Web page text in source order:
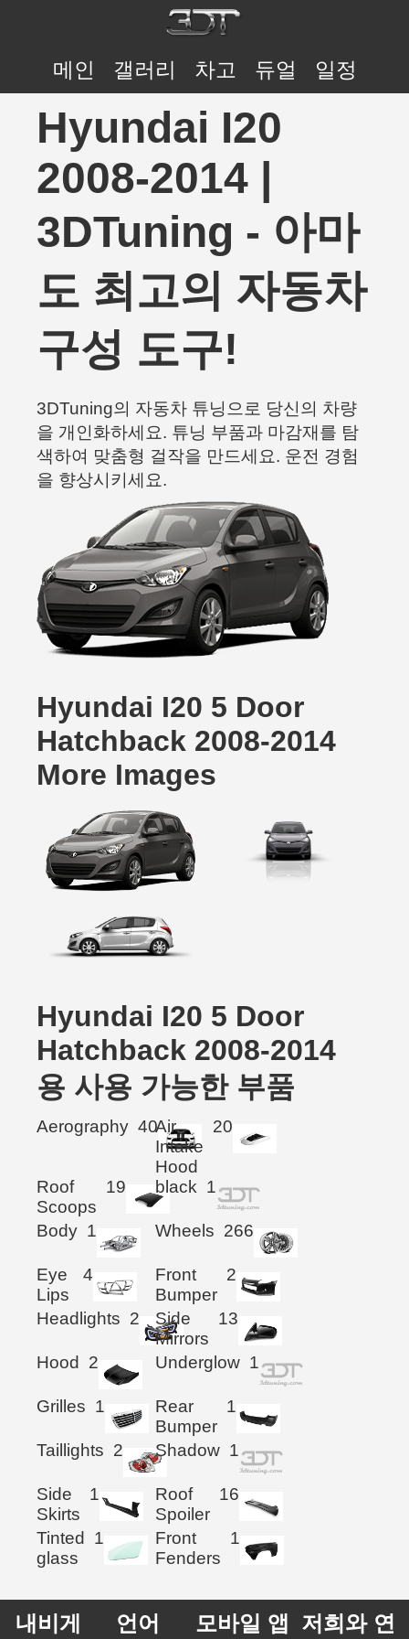
메인 갤러리 차고 듀얼 일정
Hyundai I20
2008-2014 |
3DTuning - 아마
도 최고의 자동차
구성 도구!
3DTuning의 자동차 튜닝으로 당신의 차량
을 개인화하세요. 튜닝 부품과 마감재를 탐
색하여 맞춤형 걸작을 만드세요. 운전 경험
을 향상시키세요.
Hyundai I20 5 Door
Hatchback 2008-2014
More Images
Hyundai I20 5 Door
Hatchback 2008-2014
용 사용 가능한 부품
Aerography 40Air
Intake
Hood
20
Roof
Scoops
19 black 1
Body 1 Wheels 266
Eye
Lips
4
Front
Bumper
2
Headlights 2
Side
Mirrors
13
Hood 2 Underglow 1
Grilles 1
Rear
Bumper
1
Taillights 2 Shadow 1
Side
Skirts
1
Roof
Spoiler
16
Tinted
glass
1
Front
Fenders
1
내비게 언어 모바일 앱 저희와 연